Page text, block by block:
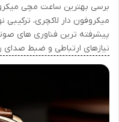
میکروفون دار لاکچری، ترکیبی
پیشرفته ترین فناوری های
نیازهای ارتباطی و ضبط صدای